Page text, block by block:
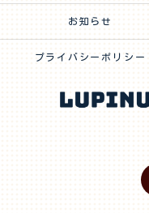
お知らせ
プライバシーポリシー